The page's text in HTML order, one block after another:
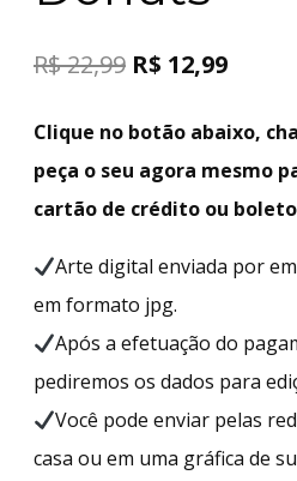
R$22,99 R$ 12,99
Clique no botão abaixo,
peça o seu agora mesmo
cartão de crédito ou
Arte digital enviada por
em formato jpg.
Após a efetuação do
pediremos os dados para
Você pode enviar pelas
casa ou em uma gráfica de